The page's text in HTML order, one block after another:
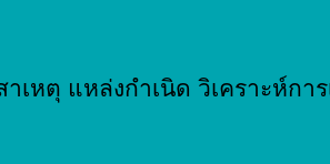
เหตุ แหล่งกำเนิด วิเคราะห์ก